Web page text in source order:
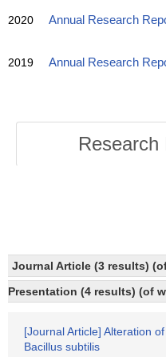
2020 Annual Research
2019 Annual Research
Research
Journal Article (3 results)
Presentation (4 results) (of
[Journal Article] Alteration
Bacillus subtilis